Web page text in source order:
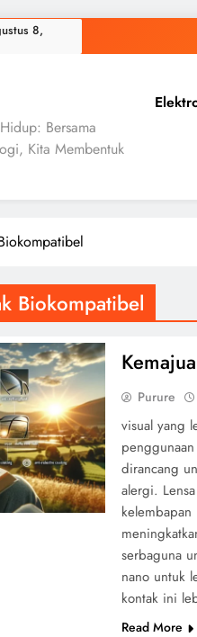
8,
Bersama
Kita Membentuk
Biokompatibel
Purure
visual yang
dirancang
alergi.
serbaguna
nano untuk
kontak ini
Read More